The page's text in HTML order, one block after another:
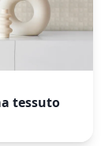
tessuto